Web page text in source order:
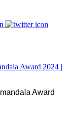
Award